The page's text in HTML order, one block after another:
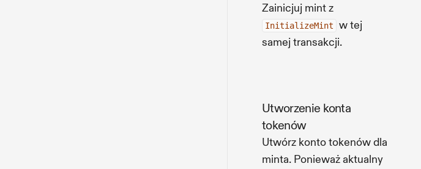
Zainicjuj mint z
InitializeMint
w tej
samej transakcji.
Utworzenie konta
tokenów
Utwórz konto tokenów dla
minta. Ponieważ aktualny